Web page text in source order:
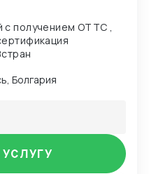
с получением ОТТС ,
Болгария